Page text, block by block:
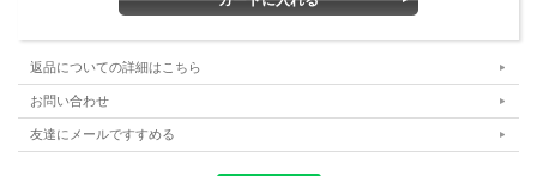
深蒸し茶の特徴である渋味の少ない、まろやかな味わいに、火香
のほのかな甘い香りがのどの奥から立ち昇ります。
鮮やかなグリーン色がきれいで、冷茶にするのもお勧めです。
返品についての詳細はこちら
お問い合わせ
友達にメールですすめる